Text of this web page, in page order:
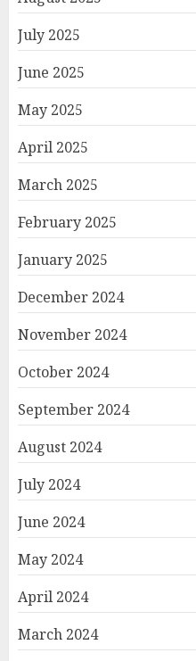
July 2025
June 2025
May 2025
April 2025
March 2025
February 2025
January 2025
December 2024
November 2024
October 2024
September 2024
August 2024
July 2024
June 2024
May 2024
April 2024
March 2024